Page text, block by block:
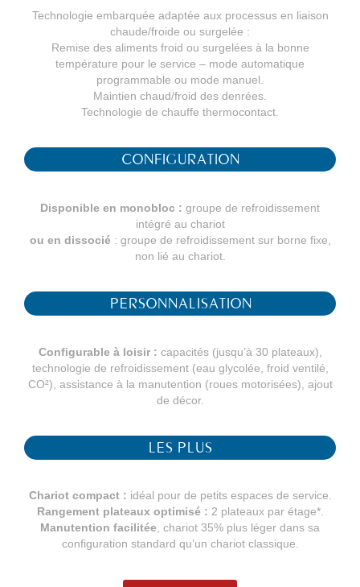
Technologie embarquée adaptée aux processus en liaison
chaude/froide ou surgelée :
Remise des aliments froid ou surgelées à la bonne
température pour le service – mode automatique
programmable ou mode manuel.
Maintien chaud/froid des denrées.
Technologie de chauffe thermocontact.
CONFIGURATION
Disponible en monobloc : groupe de refroidissement
intégré au chariot
ou en dissocié : groupe de refroidissement sur borne fixe,
non lié au chariot.
PERSONNALISATION
Configurable à loisir : capacités (jusqu’à 30 plateaux),
technologie de refroidissement (eau glycolée, froid ventilé,
CO²), assistance à la manutention (roues motorisées), ajout
de décor.
LES PLUS
Chariot compact : idéal pour de petits espaces de service.
Rangement plateaux optimisé : 2 plateaux par étage*.
Manutention facilitée, chariot 35% plus léger dans sa
configuration standard qu’un chariot classique.